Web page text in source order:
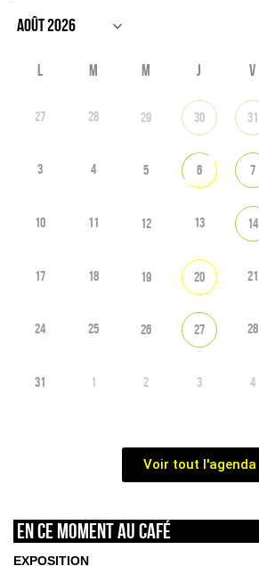
L M M J V
27 28 29 30 31
3 4 5 6 7
10 11 12 13 14
17 18 19 20 21
24 25 26 27 28
31 1 2 3 4
Voir tout l'agenda
En ce moment au café
EXPOSITION